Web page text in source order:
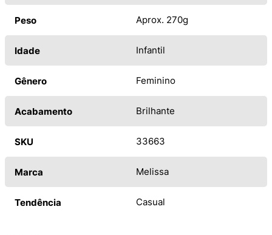
Peso Aprox. 270g
Idade Infantil
Gênero Feminino
Acabamento Brilhante
SKU 33663
Marca Melissa
Tendência Casual